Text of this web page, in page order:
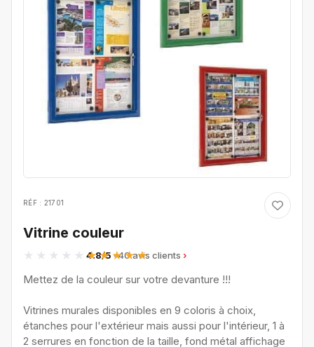
RÉF : 21701
Vitrine couleur
4.8/5· 40 avis clients
Mettez de la couleur sur votre devanture !!!
Vitrines murales disponibles en 9 coloris à choix,
étanches pour l'extérieur mais aussi pour l'intérieur, 1 à
2 serrures en fonction de la taille, fond métal affichage